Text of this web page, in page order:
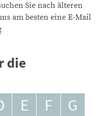
Sie nach älteren
am besten eine E-Mail
die
E F
G